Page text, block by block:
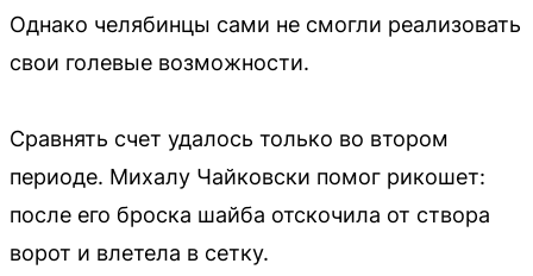
Однако челябинцы сами не смогли реализовать
свои голевые возможности.
Сравнять счет удалось только во втором
периоде. Михалу Чайковски помог рикошет:
после его броска шайба отскочила от створа
ворот и влетела в сетку.